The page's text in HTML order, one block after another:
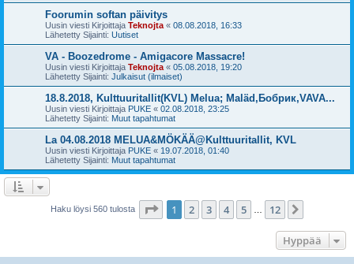
Foorumin softan päivitys
Uusin viesti Kirjoittaja Teknojta « 08.08.2018, 16:33
Lähetetty Sijainti: Uutiset
VA - Boozedrome - Amigacore Massacre!
Uusin viesti Kirjoittaja Teknojta « 05.08.2018, 19:20
Lähetetty Sijainti: Julkaisut (ilmaiset)
18.8.2018, Kulttuuritallit(KVL) Melua; Maläd,Бобрик,VAVA...
Uusin viesti Kirjoittaja PUKE « 02.08.2018, 23:25
Lähetetty Sijainti: Muut tapahtumat
La 04.08.2018 MELUA&MÖKÄÄ@Kulttuuritallit, KVL
Uusin viesti Kirjoittaja PUKE « 19.07.2018, 01:40
Lähetetty Sijainti: Muut tapahtumat
Haku löysi 560 tulosta Sivu /12
1 2 3 4 5 12
Hyppää